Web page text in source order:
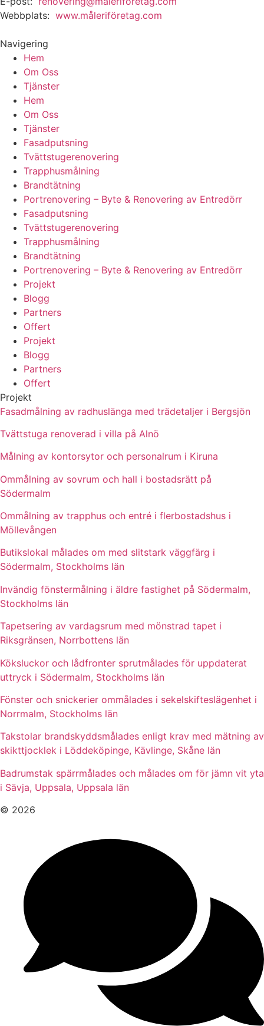
Webbplats: www.måleriföretag.com
Navigering
Hem
Om Oss
Tjänster
Hem
Om Oss
Tjänster
Fasadputsning
Tvättstugerenovering
Trapphusmålning
Brandtätning
Portrenovering – Byte & Renovering av Entredörr
Fasadputsning
Tvättstugerenovering
Trapphusmålning
Brandtätning
Portrenovering – Byte & Renovering av Entredörr
Projekt
Blogg
Partners
Offert
Projekt
Blogg
Partners
Offert
Projekt
Fasadmålning av radhuslänga med trädetaljer i Bergsjön
Tvättstuga renoverad i villa på Alnö
Målning av kontorsytor och personalrum i Kiruna
Ommålning av sovrum och hall i bostadsrätt på
Södermalm
Ommålning av trapphus och entré i flerbostadshus i
Möllevången
Butikslokal målades om med slitstark väggfärg i
Södermalm, Stockholms län
Invändig fönstermålning i äldre fastighet på Södermalm,
Stockholms län
Tapetsering av vardagsrum med mönstrad tapet i
Riksgränsen, Norrbottens län
Köksluckor och lådfronter sprutmålades för uppdaterat
uttryck i Södermalm, Stockholms län
Fönster och snickerier ommålades i sekelskifteslägenhet i
Norrmalm, Stockholms län
Takstolar brandskyddsmålades enligt krav med mätning av
skikttjocklek i Löddeköpinge, Kävlinge, Skåne län
Badrumstak spärrmålades och målades om för jämn vit yta
i Sävja, Uppsala, Uppsala län
© 2026